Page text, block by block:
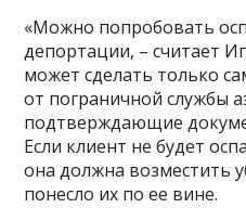
«Можно попробовать
депортации, – считает
может сделать только
от пограничной службы
подтверждающие
Если клиент не будет
она должна возместить
понесло их по ее вине.